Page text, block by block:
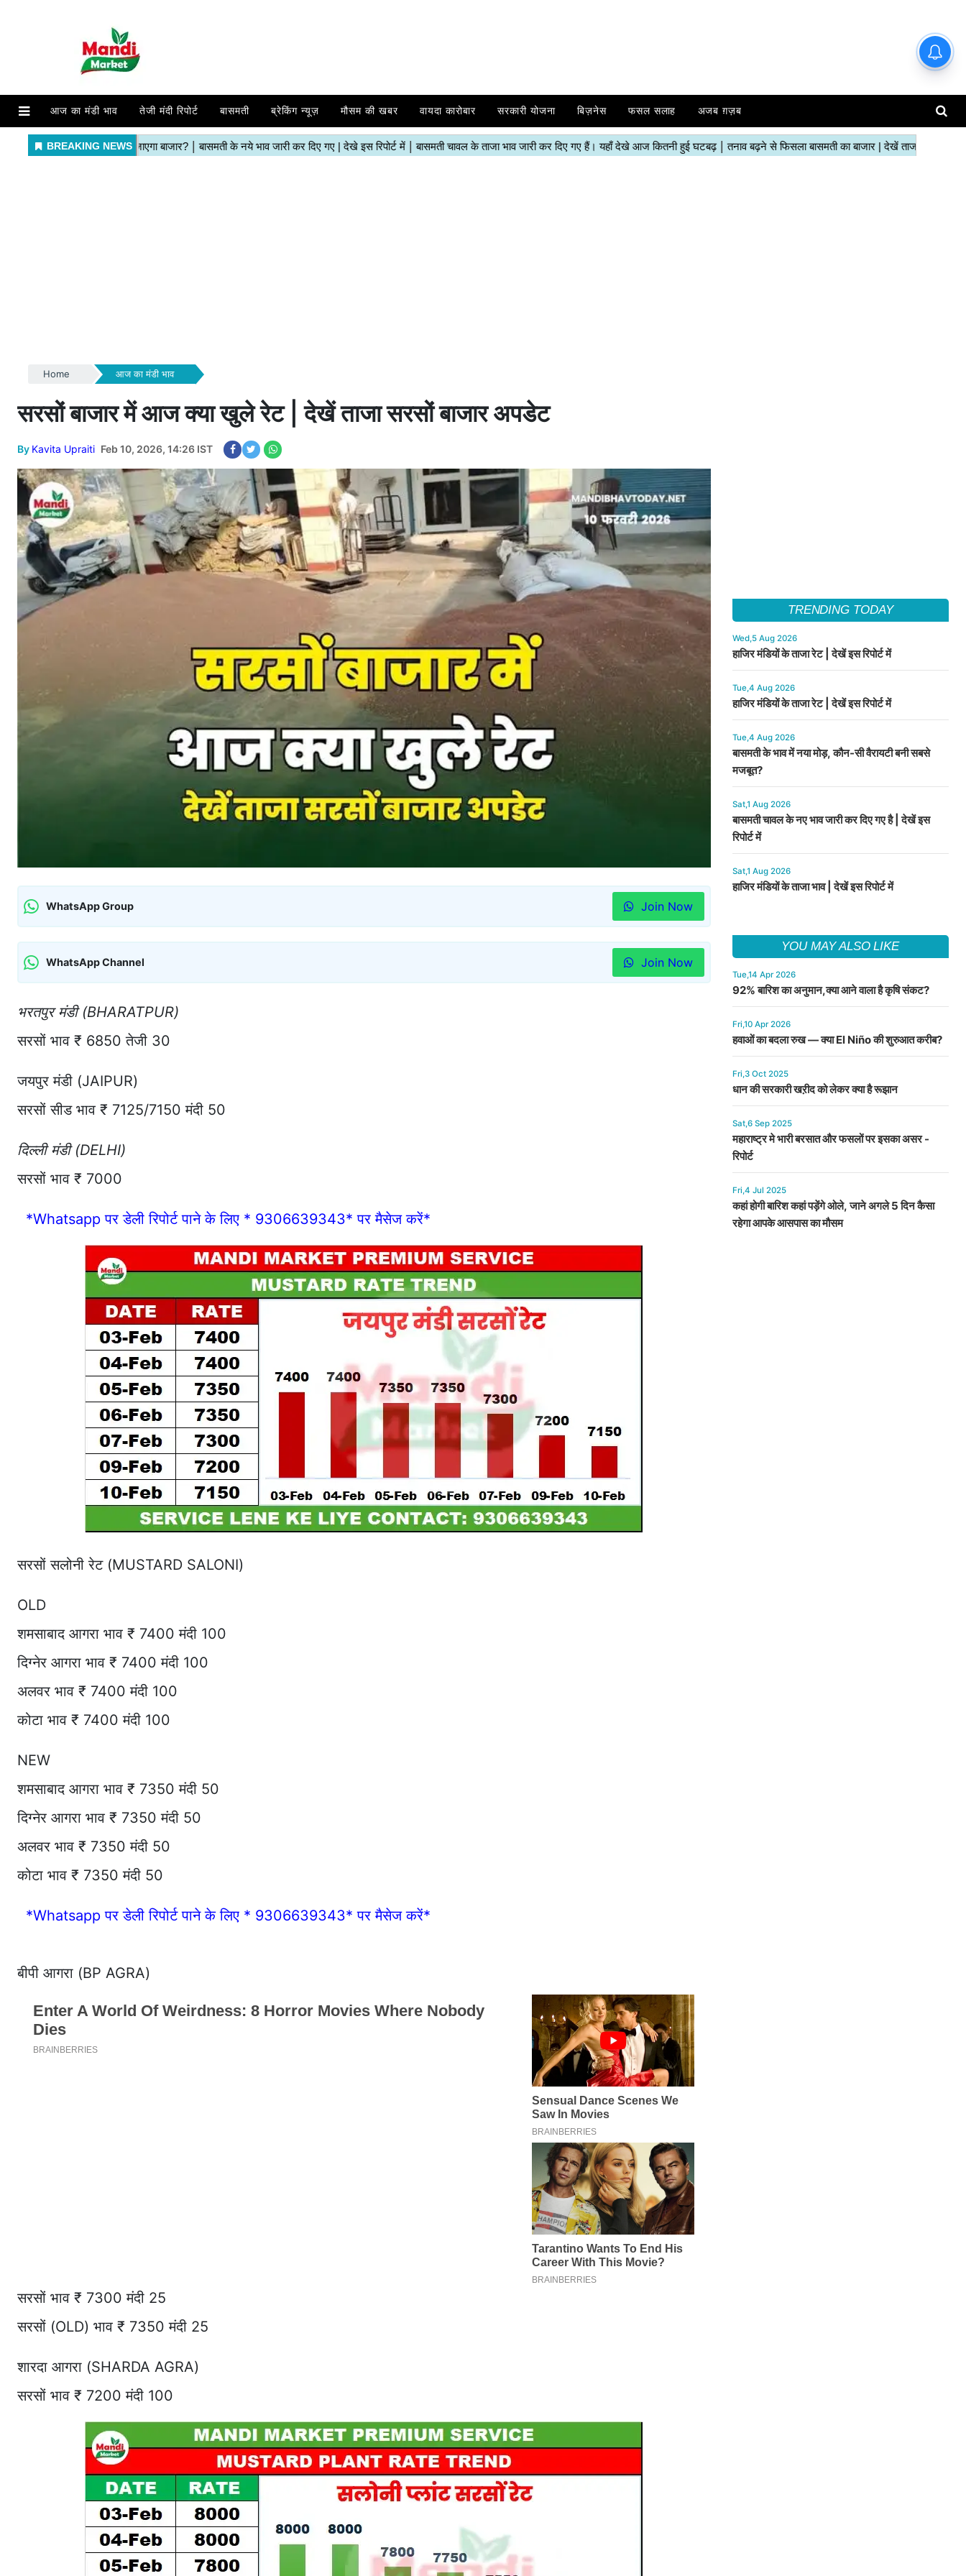
आज का मंडी भाव तेजी मंदी रिपोर्ट बासमती ब्रेकिंग न्यूज़ मौसम की खबर वायदा कारोबार सरकारी योजना बिज़नेस फसल सलाह अजब ग़ज़ब
Home आज का मंडी भाव
सरसों बाजार में आज क्या खुले रेट | देखें ताजा सरसों बाजार अपडेट
By Kavita Upraiti Feb 10, 2026, 14:26 IST
WhatsApp Group Join Now
WhatsApp Channel Join Now
भरतपुर मंडी (BHARATPUR)
सरसों भाव ₹ 6850 तेजी 30
जयपुर मंडी (JAIPUR)
सरसों सीड भाव ₹ 7125/7150 मंदी 50
दिल्ली मंडी (DELHI)
सरसों भाव ₹ 7000
*Whatsapp पर डेली रिपोर्ट पाने के लिए * 9306639343* पर मैसेज करें*
सरसों सलोनी रेट (MUSTARD SALONI)
OLD
शमसाबाद आगरा भाव ₹ 7400 मंदी 100
दिग्नेर आगरा भाव ₹ 7400 मंदी 100
अलवर भाव ₹ 7400 मंदी 100
कोटा भाव ₹ 7400 मंदी 100
NEW
शमसाबाद आगरा भाव ₹ 7350 मंदी 50
दिग्नेर आगरा भाव ₹ 7350 मंदी 50
अलवर भाव ₹ 7350 मंदी 50
कोटा भाव ₹ 7350 मंदी 50
*Whatsapp पर डेली रिपोर्ट पाने के लिए * 9306639343* पर मैसेज करें*
बीपी आगरा (BP AGRA)
सरसों भाव ₹ 7300 मंदी 25
सरसों (OLD) भाव ₹ 7350 मंदी 25
शारदा आगरा (SHARDA AGRA)
सरसों भाव ₹ 7200 मंदी 100
TRENDING TODAY
Wed,5 Aug 2026
हाजिर मंडियों के ताजा रेट | देखें इस रिपोर्ट में
Tue,4 Aug 2026
हाजिर मंडियों के ताजा रेट | देखें इस रिपोर्ट में
Tue,4 Aug 2026
बासमती के भाव में नया मोड़, कौन-सी वैरायटी बनी सबसे
मजबूत?
Sat,1 Aug 2026
बासमती चावल के नए भाव जारी कर दिए गए है | देखें इस
रिपोर्ट में
Sat,1 Aug 2026
हाजिर मंडियों के ताजा भाव | देखें इस रिपोर्ट में
YOU MAY ALSO LIKE
Tue,14 Apr 2026
92% बारिश का अनुमान,क्या आने वाला है कृषि संकट?
Fri,10 Apr 2026
हवाओं का बदला रुख — क्या El Niño की शुरुआत करीब?
Fri,3 Oct 2025
धान की सरकारी खऱीद को लेकर क्या है रूझान
Sat,6 Sep 2025
महाराष्ट्र मे भारी बरसात और फसलों पर इसका असर -
रिपोर्ट
Fri,4 Jul 2025
कहां होगी बारिश कहां पड़ेंगे ओले, जाने अगले 5 दिन कैसा
रहेगा आपके आसपास का मौसम